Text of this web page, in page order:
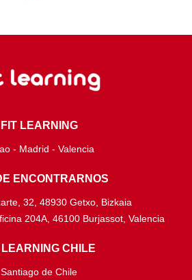
FIT LEARNING
- Madrid - Valencia
ENCONTRARNOS
32, 48930 Getxo, Bizkaia
204A, 46100 Burjassot, Valencia
LEARNING CHILE
Santiago de Chile